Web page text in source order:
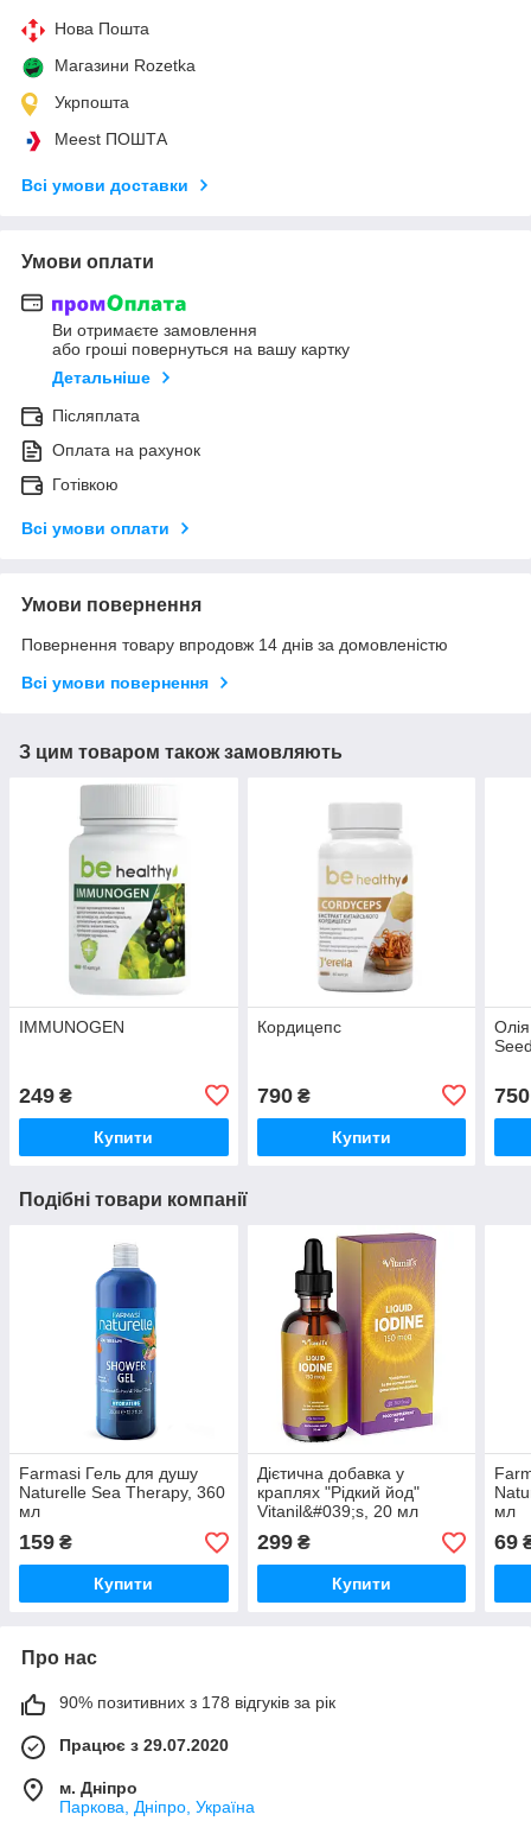
Нова Пошта
Магазини Rozetka
Укрпошта
Meest ПОШТА
Всі умови доставки
Умови оплати
Ви отримаєте замовлення
або гроші повернуться на вашу картку
Детальніше
Післяплата
Оплата на рахунок
Готівкою
Всі умови оплати
Умови повернення
Повернення товару впродовж 14 днів за домовленістю
Всі умови повернення
З цим товаром також замовляють
IMMUNOGEN
249 ₴
Купити
Кордицепс
790₴
Купити
750
Подібні товари компанії
Farmasi Гель для душу
Naturelle Sea Therapy, 360
мл
159 ₴
Купити
Дієтична добавка у
краплях "Рідкий йод"
Vitanil&#039;s, 20 мл
299₴
Купити
мл
69
Про нас
90% позитивних з 178 відгуків за рік
Працює з 29.07.2020
м. Дніпро
Паркова, Дніпро, Україна